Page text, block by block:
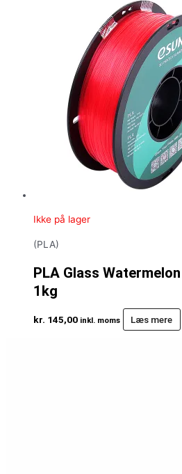
Ikke på lager
(PLA)
PLA Glass
1kg
kr. 145,00 inkl. moms Læs mere